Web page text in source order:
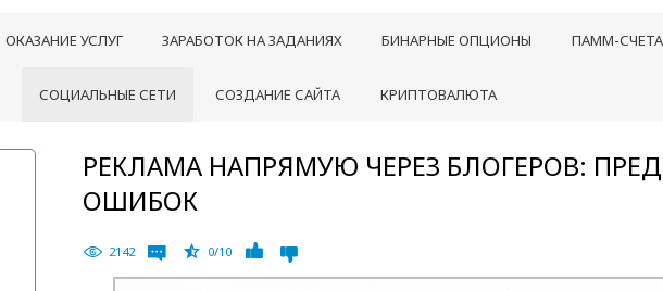
ОКАЗАНИЕ УСЛУГ ЗАРАБОТОК НА ЗАДАНИЯХ БИНАРНЫЕ ОПЦИОНЫ ПАММ-СЧЕТА
СОЦИАЛЬНЫЕ СЕТИ СОЗДАНИЕ САЙТА КРИПТОВАЛЮТА
РЕКЛАМА НАПРЯМУЮ ЧЕРЕЗ БЛОГЕРОВ:
ОШИБОК
2142 0/10